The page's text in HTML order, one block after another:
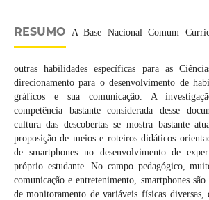
RESUMO A Base Nacional Comum
outras habilidades específicas para as
direcionamento para o desenvolvimento de
gráficos e sua comunicação. A
competência bastante considerada desse
cultura das descobertas se mostra bastante
proposição de meios e roteiros didáticos
de smartphones no desenvolvimento de
próprio estudante. No campo pedagógico,
comunicação e entretenimento, smartphones
de monitoramento de variáveis físicas